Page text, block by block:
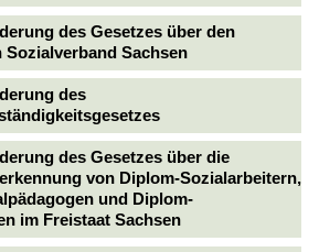
des Gesetzes über den
Sozialverband Sachsen
des
des Gesetzes über die
von Diplom-Sozialarbeitern,
und Diplom-
im Freistaat Sachsen